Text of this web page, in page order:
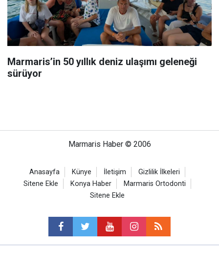
Marmaris’in 50 yıllık deniz ulaşımı geleneği
sürüyor
Marmaris Haber © 2006
Anasayfa Künye İletişim
Gizlilik İlkeleri
Sitene Ekle
Konya Haber
Marmaris Ortodonti
Sitene Ekle